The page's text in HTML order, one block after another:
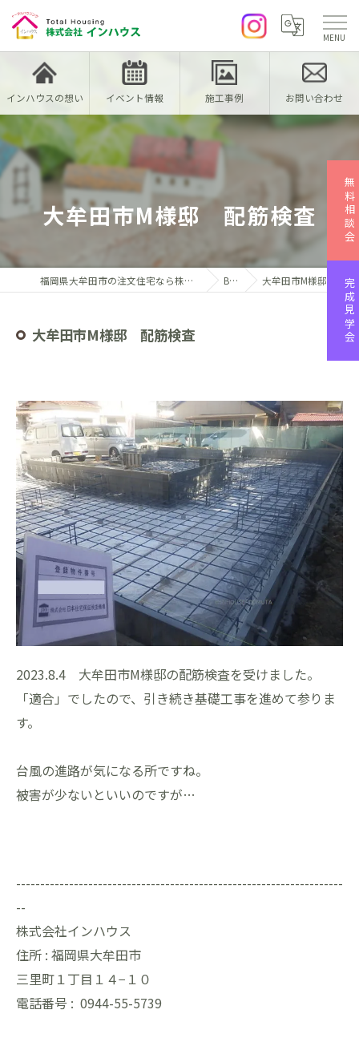
インハウスの想い イベント情報 施工事例 お問い合わせ
大牟田市M様邸 配筋検査
福岡県大牟田市の注文住宅なら株式会社インハウス Blog 大牟田市M様邸 配筋検査
大牟田市M様邸 配筋検査
2023.8.4 大牟田市M様邸の配筋検査を受けました。
「適合」でしたので、引き続き基礎工事を進めて参りま
す。
台風の進路が気になる所ですね。
被害が少ないといいのですが…
--------------------------------------------------------------------
--
株式会社インハウス
住所 : 福岡県大牟田市
三里町１丁目１４−１０
電話番号 : 0944-55-5739
無料相談会
完成見学会